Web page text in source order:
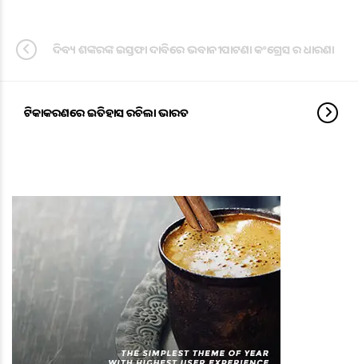
ଦିବ୍ୟ ଶଙ୍କରଙ୍କ ଇସ୍ତଫା ଦାବିରେ ଭବାନୀପାଟଣା କଂଗ୍ରେସ ର ଧାରଣା
ଟିକାକରଣରେ ଇତିହାସ ରଚିଲା ଭାରତ